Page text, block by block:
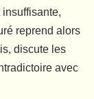
insuffisante,
reprend alors
discute les
avec